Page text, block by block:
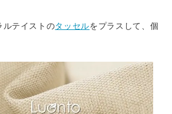
ルテイストのタッセルをプラスして、個